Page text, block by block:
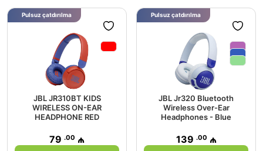
JBL JR310BT KIDS
WIRELESS ON-EAR
HEADPHONE RED
79 .00 ₼
Pulsuz çatdırılma
JBL Jr320 Bluetooth
Wireless Over-Ear
Headphones - Blue
139 .00 ₼
Pulsuz çatdırılma